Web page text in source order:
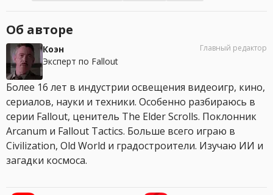
Об авторе
Коэн
Эксперт по Fallout
Главный редактор
Более 16 лет в индустрии освещения видеоигр, кино,
сериалов, науки и техники. Особенно разбираюсь в
серии Fallout, ценитель The Elder Scrolls. Поклонник
Arcanum и Fallout Tactics. Больше всего играю в
Civilization, Old World и градостроители. Изучаю ИИ и
загадки космоса.